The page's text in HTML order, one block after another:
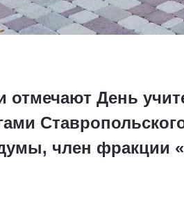
отмечают День
член